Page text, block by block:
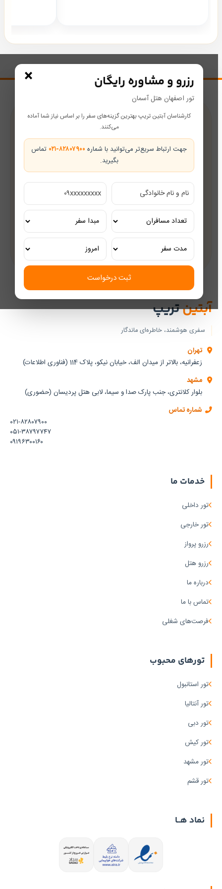
رزرو و مشاوره رایگان
تور اصفهان هتل آسمان
کارشناسان آبتین تریپ بهترین گزینه‌های سفر را بر اساس نیاز شما آماده
می‌کنند.
جهت ارتباط سریع‌تر می‌توانید با شماره ۰۲۱-۸۲۸۰۷۹۰۰ تماس
بگیرید.
×
ثبت درخواست
پشتیبانی در طول سفر
همراه شما از رزرو تا بازگشت
تضمین بهترین قیمت
قیمت‌های رقابتی
مشاوره رایگان
کارشناسان مجرب گردشگری
تور ریلی اختصاصی
تجربه‌ای لوکس و به‌یادماندنی
آبتینتریپ
سفری هوشمند، خاطره‌ای ماندگار
تهران
زعفرانیه، بالاتر از میدان الف، خیابان نیکو، پلاک 114 (فناوری اطلاعات)
مشهد
بلوار کلانتری، جنب پارک صدا و سیما، لابی هتل پردیسان (حضوری)
شماره تماس
۰۲۱-۸۲۸۰۷۹۰۰
۰۵۱-۳۸۷۹۷۷۴۷
۰۹۱۹۶۳۰۰۱۶۰
خدمات ما
تور داخلی
تور خارجی
رزرو پرواز
رزرو هتل
درباره ما
تماس با ما
فرصت‌های شغلی
تورهای محبوب
تور استانبول
تور آنتالیا
تور دبی
تور کیش
تور مشهد
تور قشم
نماد هــا